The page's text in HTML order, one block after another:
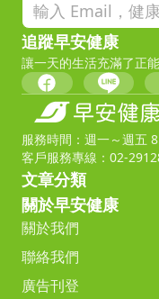
追蹤早安健康
讓一天的生活充滿了正
服務時間：週一～週五
客戶服務專線：02-
文章分類
關於早安健康
關於我們
聯絡我們
廣告刊登